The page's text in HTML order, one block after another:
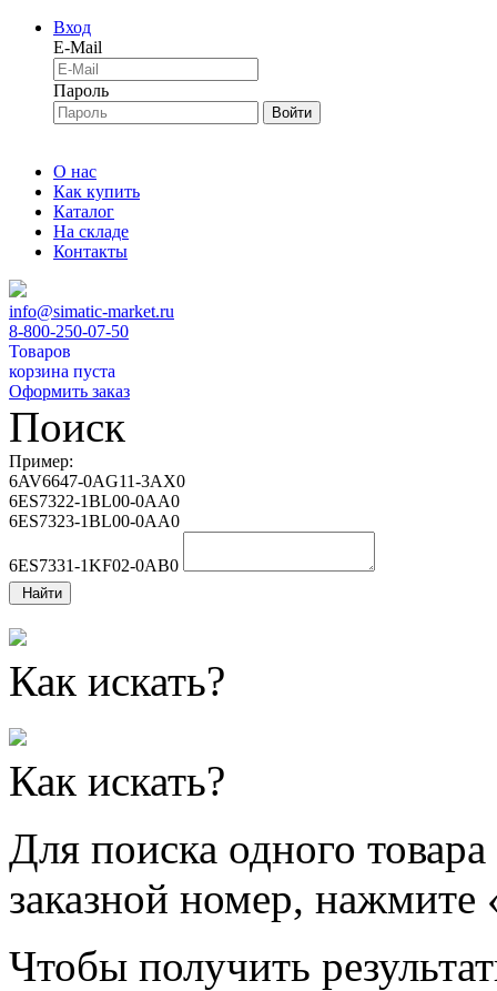
Вход
E-Mail
Пароль
Войти
О нас
Как купить
Каталог
На складе
Контакты
info@simatic-market.ru
8-800-250-07-50
Товаров
корзина пуста
Оформить заказ
Поиск
Пример:
6AV6647-0AG11-3AX0
6ES7322-1BL00-0AA0
6ES7323-1BL00-0AA0
6ES7331-1KF02-0AB0
Найти
Как искать?
Как искать?
Для поиска одного
заказной номер, нажмите
Чтобы получить